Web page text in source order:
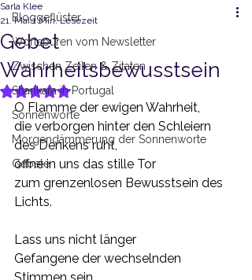
Bloggeflüster
Wortspuren vom Newsletter
Zwischen Zeilen & Zitaten
Shankara in Portugal
Sonnenworte
Morgendämmerung der Sonnenworte
Gebete
Gebet
Wahrheitsbewusstsein
Sarla Klee
21. Mai 1 Min. Lesezeit
Mit NaN von 5 Sternen bewertet.
O Flamme der ewigen Wahrheit,
die verborgen hinter den Schleiern
des Denkens ruht,
öffne in uns das stille Tor
zum grenzenlosen Bewusstsein des
Lichts.
Lass uns nicht länger
Gefangene der wechselnden